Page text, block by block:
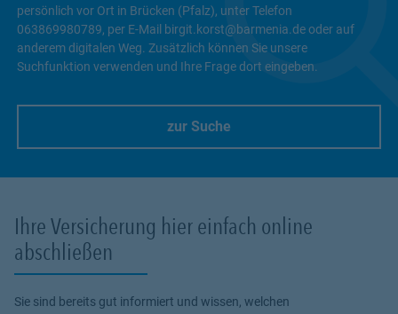
persönlich vor Ort in Brücken (Pfalz), unter Telefon
063869980789, per E-Mail birgit.korst@barmenia.de oder auf
anderem digitalen Weg. Zusätzlich können Sie unsere
Suchfunktion verwenden und Ihre Frage dort eingeben.
zur Suche
Ihre Versicherung hier einfach online
abschließen
Sie sind bereits gut informiert und wissen, welchen